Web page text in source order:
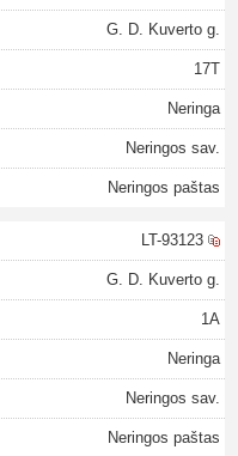
G. D. Kuverto g.
17T
Neringa
Neringos sav.
Neringos paštas
LT-93123
G. D. Kuverto g.
1A
Neringa
Neringos sav.
Neringos paštas